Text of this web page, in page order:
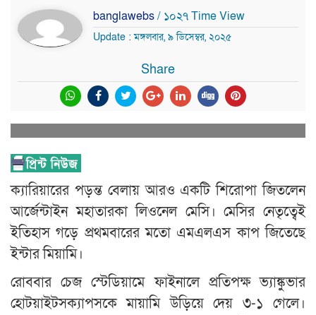
banglawebs/ ১০২৭ Time View
Update : মঙ্গলবার, ৯ ডিসেম্বর, ২০২৫
Share
ক্যারিয়ারের পড়ন্ত বেলায় আরও একটি শিরোপা জিতলেন
আর্জেন্টাইন মহাতারকা লিওনেল মেসি। মেসির নেতৃত্বেই
ইতিহাস গড়ে প্রথমবারের মতো এমএলএস কাপ জিতেছে
ইন্টার মিয়ামি।
রোববার চেজ স্টেডিয়ামে ফাইনালে প্রতিপক্ষ ভ্যাঙ্কুভার
হোটয়াইটসক্যাপসকে মায়ামি উড়িয়ে দেয় ৩-১ গেলে।